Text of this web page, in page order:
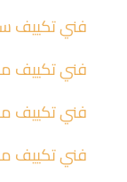
فني تكييف
فني تكييف
فني تكييف
فني تكييف